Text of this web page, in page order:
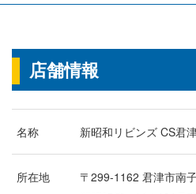
関
総
口
千
県
の
更
店舗情報
名称 新昭和リビンズ CS君
所在地
〒299-1162 君津市南